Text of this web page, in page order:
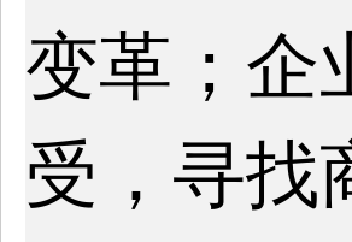
变革；企
受，寻找